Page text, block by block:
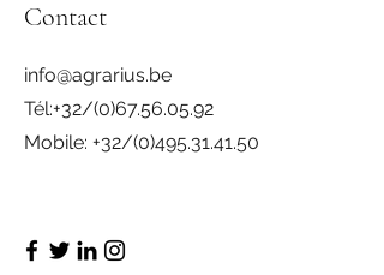
Contact
info@agrarius.be
Tél:+32/(0)67.56.05.92
Mobile: +32/(0)495.31.41.50